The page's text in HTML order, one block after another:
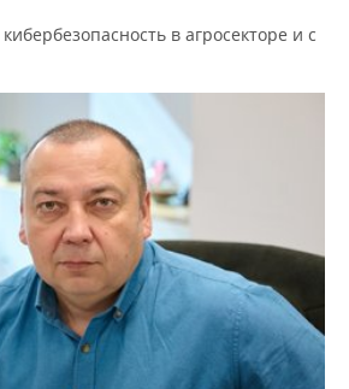
в агросекторе и с